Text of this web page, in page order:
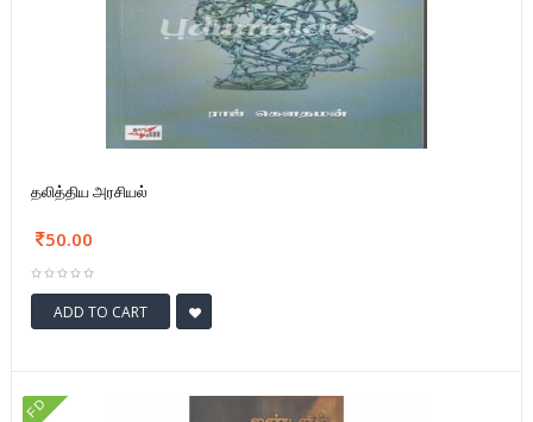
தலித்திய அரசியல்
50.00
ADD TO CART
FD